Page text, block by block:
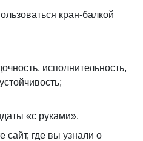
кран-балкой
исполнительность,
«с руками».
где вы узнали о